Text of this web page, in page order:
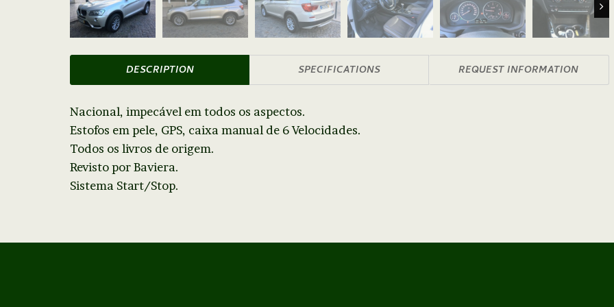
DESCRIPTION SPECIFICATIONS REQUEST INFORMATION
Nacional, impecável em todos os aspectos.
Estofos em pele, GPS, caixa manual de 6 Velocidades.
Todos os livros de origem.
Revisto por Baviera.
Sistema Start/Stop.